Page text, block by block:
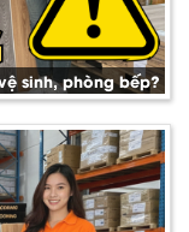
sinh, phòng bếp?